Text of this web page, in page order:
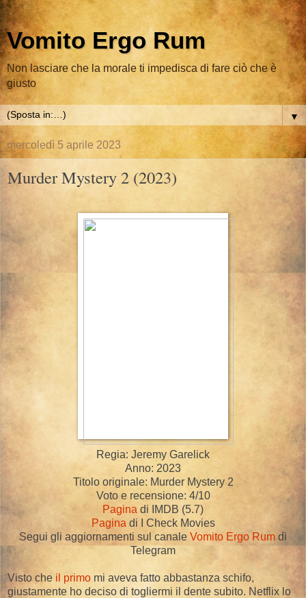
Vomito Ergo Rum
Non lasciare che la morale ti impedisca di fare ciò che è
giusto
▼
mercoledì 5 aprile 2023
Murder Mystery 2 (2023)
Regia: Jeremy Garelick
Anno: 2023
Titolo originale: Murder Mystery 2
Voto e recensione: 4/10
Pagina di IMDB (5.7)
Pagina di I Check Movies
Segui gli aggiornamenti sul canale Vomito Ergo Rum di
Telegram
Visto che il primo mi aveva fatto abbastanza schifo,
giustamente ho deciso di togliermi il dente subito. Netflix lo